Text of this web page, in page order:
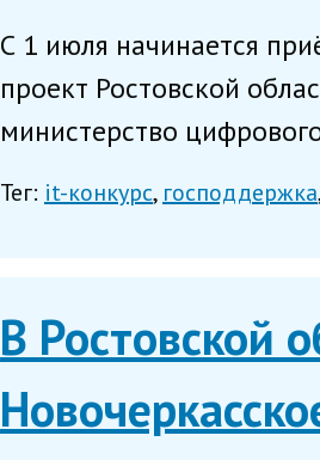
С 1 июля начинается
проект Ростовской
министерство
Тег: it-конкурс господдержка
В Ростовской